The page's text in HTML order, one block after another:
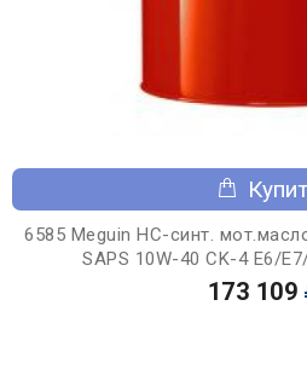
6585 Meguin НС-синт.
SAPS 10W-40 CK-4 E6/
173 109